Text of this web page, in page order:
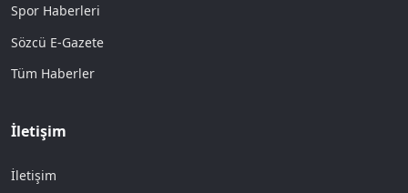
Spor Haberleri
Sözcü E-Gazete
Tüm Haberler
İletişim
İletişim